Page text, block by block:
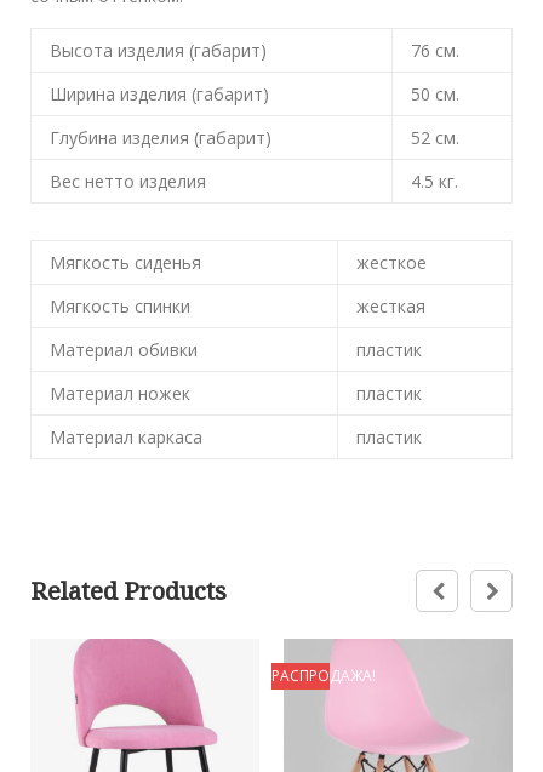
Высота изделия (габарит) 76 см.
Ширина изделия (габарит)
50 см.
Глубина изделия (габарит)
52 см.
Вес нетто изделия
4.5 кг.
Мягкость сиденья
жесткое
Мягкость спинки
жесткая
Материал обивки
пластик
Материал ножек
пластик
Материал каркаса
пластик
Related Products
РАСПРОДАЖА!